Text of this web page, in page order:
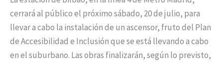
cerrará al público el próximo sábado, 20 de julio, para
llevar a cabo la instalación de un ascensor, fruto del Plan
de Accesibilidad e Inclusión que se está llevando a cabo
en el suburbano. Las obras finalizarán, según lo previsto,